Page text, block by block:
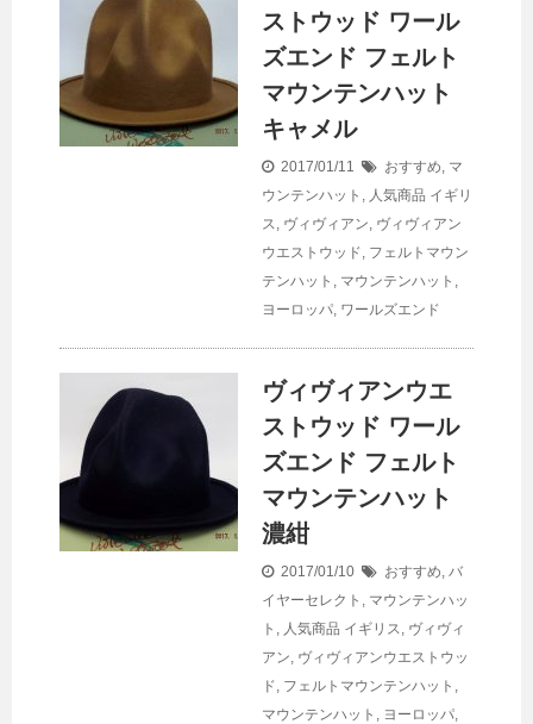
ストウッド ワール
ズエンド フェルト
マウンテンハット
キャメル
2017/01/11 おすすめ, マ
ウンテンハット , 人気商品 イギリ
ス, ヴィヴィアン, ヴィヴィアン
ウエストウッド, フェルトマウン
テンハット , マウンテンハット ,
ヨーロッパ, ワールズエンド
ヴィヴィアンウエ
ストウッド ワール
ズエンド フェルト
マウンテンハット
濃紺
2017/01/10 おすすめ, バ
イヤーセレクト , マウンテンハッ
ト , 人気商品 イギリス, ヴィヴィ
アン, ヴィヴィアンウエストウッ
ド, フェルトマウンテンハット ,
マウンテンハット , ヨーロッパ,